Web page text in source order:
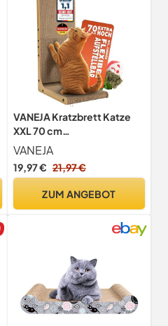
VANEJA Kratzbrett Katze
XXL 70 cm
Katzenkratzbrett
Kratzpappe
VANEJA
19,97 € 21,97 €
ZUM ANGEBOT